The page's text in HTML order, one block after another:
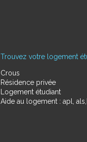
Trouvez votre logement
Crous
Résidence privée
Logement étudiant
Aide au logement : apl,